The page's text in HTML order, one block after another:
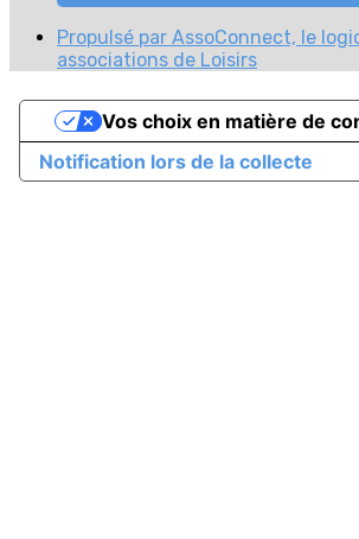
Propulsé par AssoConnect, le
associations de Loisirs
Notification lors de la collecte
Vos choix en matière de